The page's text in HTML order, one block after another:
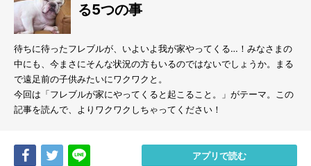
る5つの事
待ちに待ったフレブルが、いよいよ我が家やってくる…！みなさまの
中にも、今まさにそんな状況の方もいるのではないでしょうか。まる
で遠足前の子供みたいにワクワクと。
今回は「フレブルが家にやってくると起こること。」がテーマ。この
記事を読んで、よりワクワクしちゃってください！
Share Tweet アプリで読む